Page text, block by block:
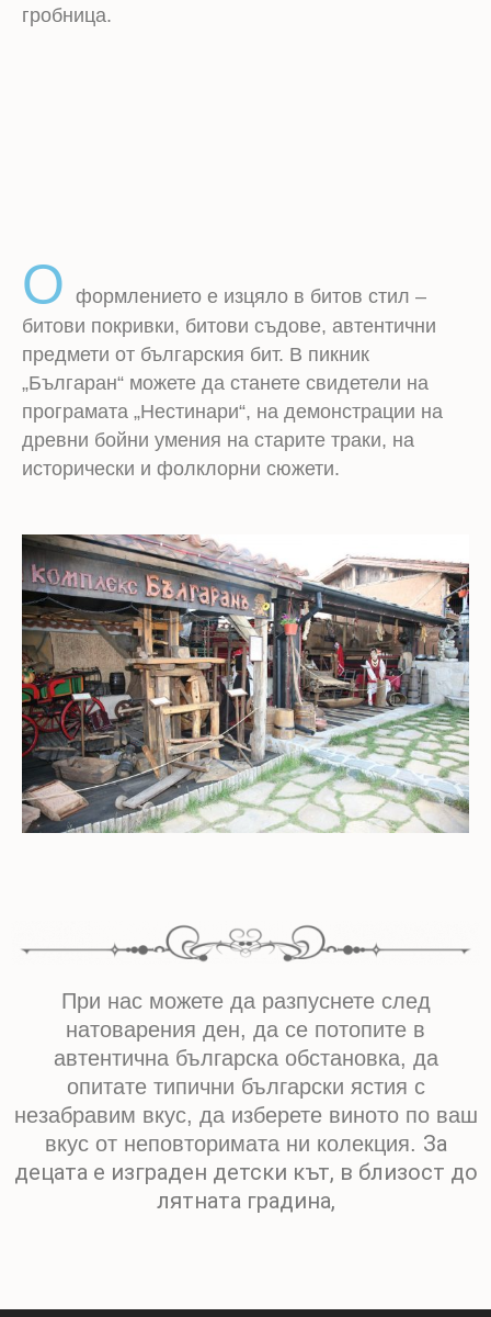
гробница.
О формлението е изцяло в битов стил –
битови покривки, битови съдове, автентични
предмети от българския бит. В пикник
„Българан“ можете да станете свидетели на
програмата „Нестинари“, на демонстрации на
древни бойни умения на старите траки, на
исторически и фолклорни сюжети.
При нас можете да разпуснете след
натоварения ден, да се потопите в
автентична българска обстановка, да
опитате типични български ястия с
незабравим вкус, да изберете виното по ваш
вкус от неповторимата ни колекция. За
децата е изграден детски кът, в близост до
лятната градина,